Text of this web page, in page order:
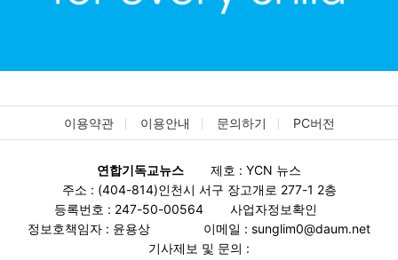
이용약관 이용안내 문의하기 PC버전
연합기독교뉴스
제호 : YCN 뉴스
주소 : (404-814)인천시 서구 장고개로 277-1 2층
등록번호 : 247-50-00564
사업자정보확인
정보호책임자 : 윤용상
이메일 : sunglim0@daum.net
기사제보 및 문의 :